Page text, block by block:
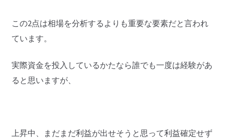
この2点は相場を分析するよりも重要な要素だと言われ
ています。
実際資金を投入しているかたなら誰でも一度は経験があ
ると思いますが、
上昇中、まだまだ利益が出せそうと思って利益確定せず